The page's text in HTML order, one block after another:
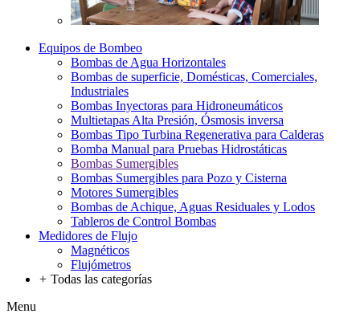
Equipos de Bombeo
Bombas de Agua Horizontales
Bombas de superficie, Domésticas, Comerciales,
Industriales
Bombas Inyectoras para Hidroneumáticos
Multietapas Alta Presión, Ósmosis inversa
Bombas Tipo Turbina Regenerativa para Calderas
Bomba Manual para Pruebas Hidrostáticas
Bombas Sumergibles
Bombas Sumergibles para Pozo y Cisterna
Motores Sumergibles
Bombas de Achique, Aguas Residuales y Lodos
Tableros de Control Bombas
Medidores de Flujo
Magnéticos
Flujómetros
+ Todas las categorías
Menu